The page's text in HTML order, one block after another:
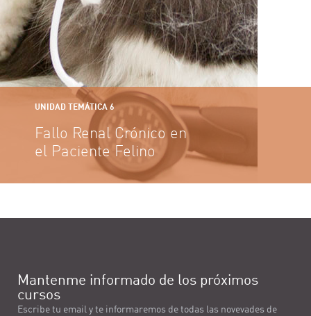
UNIDAD TEMÁTICA 6
Fallo Renal Crónico en
el Paciente Felino
Mantenme informado de los próximos
cursos
Escribe tu email y te informaremos de todas las novevades de